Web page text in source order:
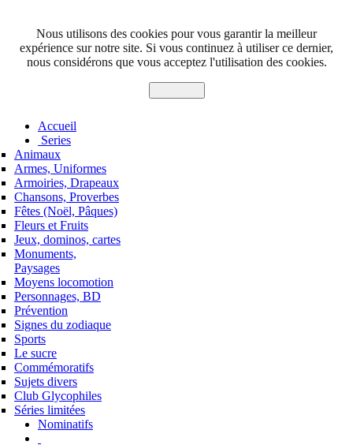
Nous utilisons des cookies pour vous garantir la meilleur
expérience sur notre site. Si vous continuez à utiliser ce dernier,
nous considérons que vous acceptez l'utilisation des cookies.
Accueil
Series
Animaux
Armes, Uniformes
Armoiries, Drapeaux
Chansons, Proverbes
Fêtes (Noël, Pâques)
Fleurs et Fruits
Jeux, dominos, cartes
Monuments,
Paysages
Moyens locomotion
Personnages, BD
Prévention
Signes du zodiaque
Sports
Le sucre
Commémoratifs
Sujets divers
Club Glycophiles
Séries limitées
Nominatifs